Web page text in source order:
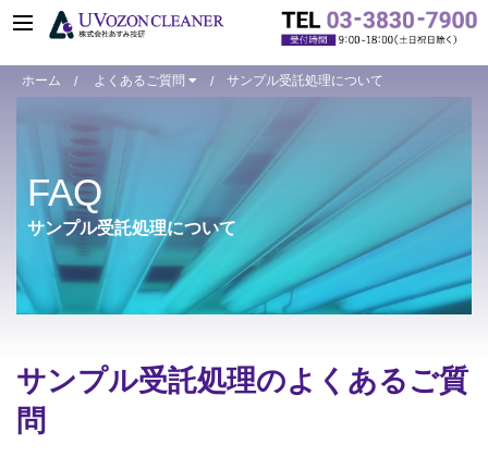
ホーム よくあるご質問 サンプル受託処理について
FAQ
サンプル受託処理について
サンプル受託処理のよくあるご質
問